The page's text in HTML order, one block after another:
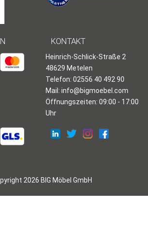
KONTAKT
Heinrich-Schlick-Straße 2
48629 Metelen
Telefon: 02556 40 492 90
Mail: info@bigmoebel.com
Öffnungszeiten: 09:00 - 17:00
Uhr
2026 BIG Möbel GmbH